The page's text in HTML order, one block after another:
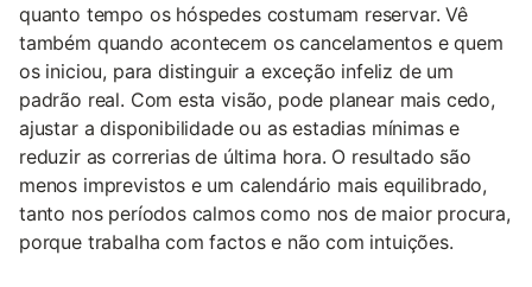
quanto tempo os hóspedes costumam reservar. Vê
também quando acontecem os cancelamentos e quem
os iniciou, para distinguir a exceção infeliz de um
padrão real. Com esta visão, pode planear mais cedo,
ajustar a disponibilidade ou as estadias mínimas e
reduzir as correrias de última hora. O resultado são
menos imprevistos e um calendário mais equilibrado,
tanto nos períodos calmos como nos de maior procura,
porque trabalha com factos e não com intuições.